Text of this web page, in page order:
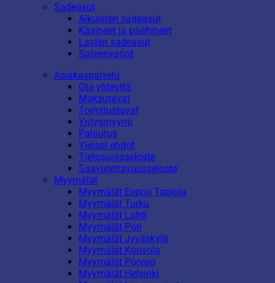
Sadeasut
Aikuisten sadeasut
Käsineet ja päähineet
Lasten sadeasut
Sateenvarjot
Asiakaspalvelu
Ota yhteyttä
Maksutavat
Toimitustavat
Yritysmyynti
Palautus
Yleiset ehdot
Tietosuojaseloste
Saavutettavuusseloste
Myymälät
Myymälät Espoo Tapiola
Myymälät Turku
Myymälät Lahti
Myymälät Pori
Myymälät Jyväskylä
Myymälät Kouvola
Myymälät Porvoo
Myymälät Helsinki